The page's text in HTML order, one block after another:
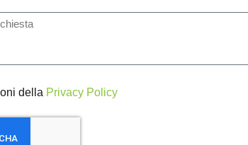
della Privacy Policy